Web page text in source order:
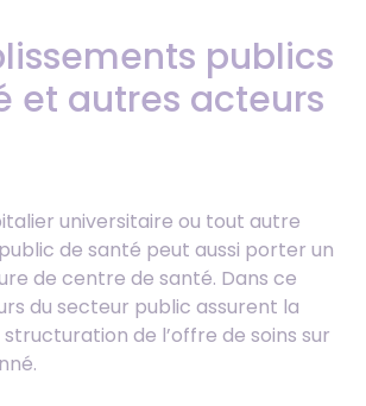
publics
et autres acteurs
universitaire ou tout autre
de santé peut aussi porter un
de centre de santé. Dans ce
du secteur public assurent la
de l’offre de soins sur